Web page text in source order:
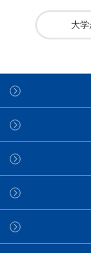
大